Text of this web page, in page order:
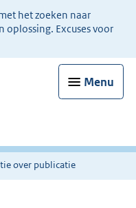
het zoeken naar
oplossing. Excuses voor
Menu
over publicatie